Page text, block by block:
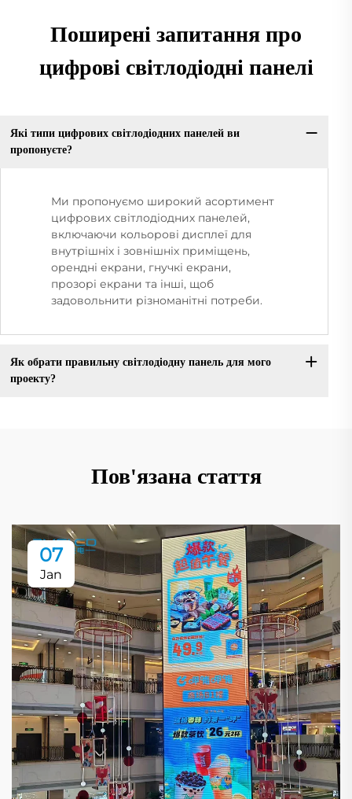
Поширені запитання про
цифрові світлодіодні панелі
Які типи цифрових світлодіодних панелей ви
пропонуєте?
Ми пропонуємо широкий асортимент
цифрових світлодіодних панелей,
включаючи кольорові дисплеї для
внутрішніх і зовнішніх приміщень,
орендні екрани, гнучкі екрани,
прозорі екрани та інші, щоб
задовольнити різноманітні потреби.
Як обрати правильну світлодіодну панель для мого
проекту?
Пов'язана стаття
07
Jan